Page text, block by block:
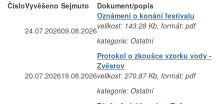
ČísloVyvěšeno Sejmuto Dokument/popis
24.07.202609.08.2026
Oznámení o konání festivalu
velikost: 143.28 Kb, formát: pdf
kategorie: Ostatní
20.07.202619.08.2026
Protokol o zkoušce vzorku vody -
Zvěstov
velikost: 270.87 Kb, formát: pdf
kategorie: Ostatní